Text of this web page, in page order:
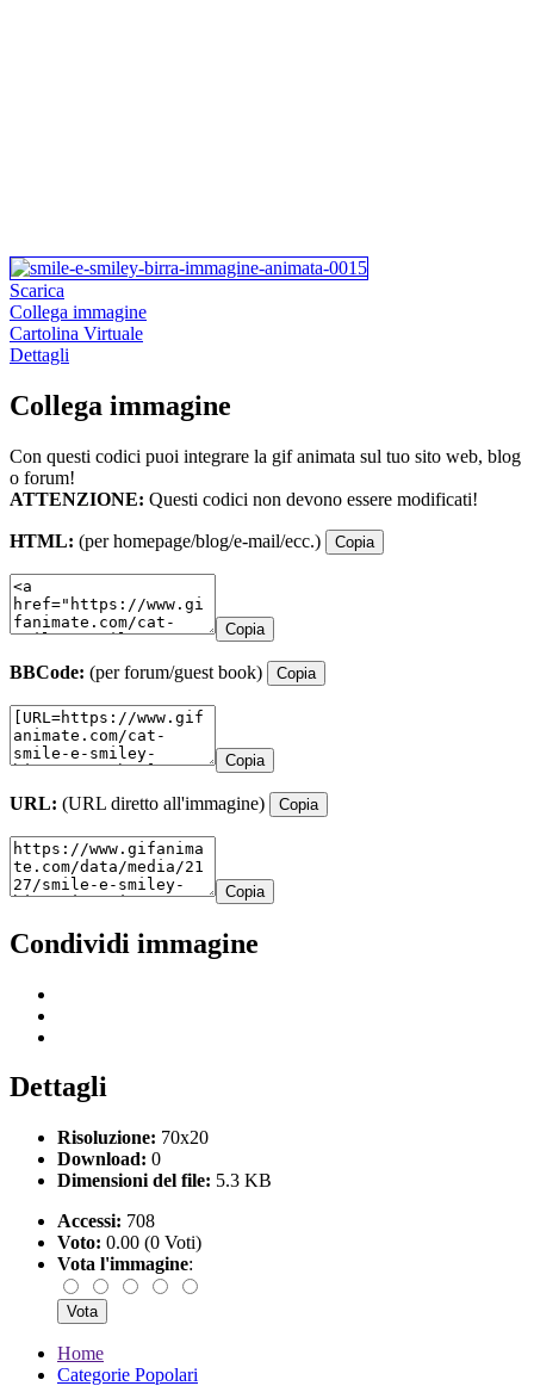
Scarica
Collega immagine
Cartolina Virtuale
Dettagli
Collega immagine
Con questi codici puoi integrare la gif animata sul tuo sito web, blog
o forum!
ATTENZIONE: Questi codici non devono essere modificati!
HTML: (per homepage/blog/e-mail/ecc.) Copia
Copia
BBCode: (per forum/guest book) Copia
Copia
URL: (URL diretto all'immagine) Copia
Copia
Condividi immagine
Dettagli
Risoluzione: 70x20
Download: 0
Dimensioni del file: 5.3 KB
Accessi: 708
Voto: 0.00 (0 Voti)
Vota l'immagine:
Home
Categorie Popolari